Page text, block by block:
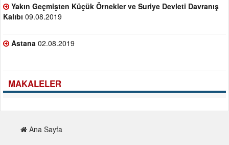
Yakın Geçmişten Küçük Örnekler ve Suriye Devleti Davranış
Kalıbı 09.08.2019
Astana 02.08.2019
MAKALELER
Ana Sayfa